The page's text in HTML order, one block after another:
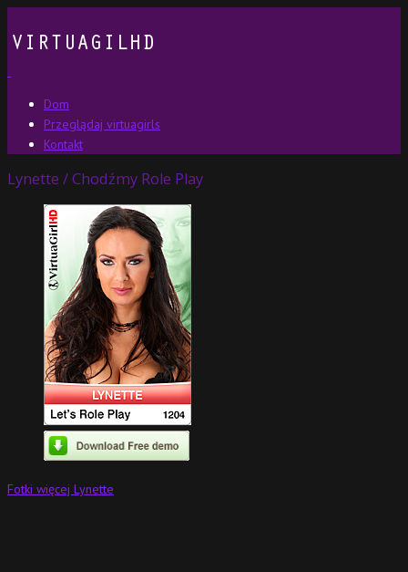
Dom
Przeglądaj virtuagirls
Kontakt
Lynette / Chodźmy Role Play
Fotki więcej Lynette